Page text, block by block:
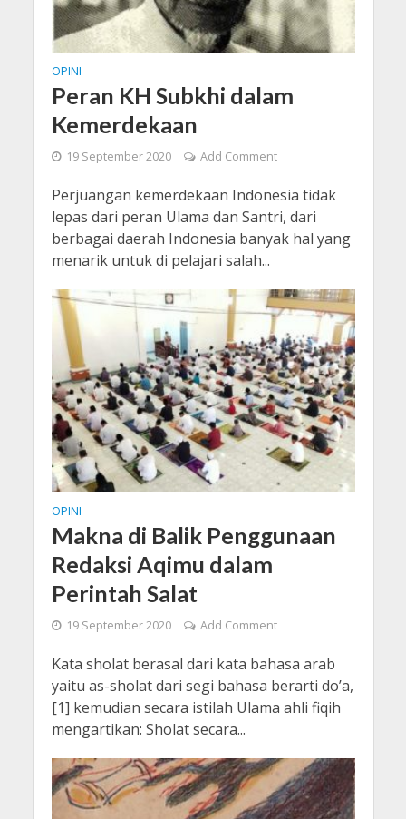
OPINI
Peran KH Subkhi dalam
Kemerdekaan
19 September 2020 Add Comment
Perjuangan kemerdekaan Indonesia tidak
lepas dari peran Ulama dan Santri, dari
berbagai daerah Indonesia banyak hal yang
menarik untuk di pelajari salah...
OPINI
Makna di Balik Penggunaan
Redaksi Aqimu dalam
Perintah Salat
19 September 2020 Add Comment
Kata sholat berasal dari kata bahasa arab
yaitu as-sholat dari segi bahasa berarti do’a,
[1] kemudian secara istilah Ulama ahli fiqih
mengartikan: Sholat secara...